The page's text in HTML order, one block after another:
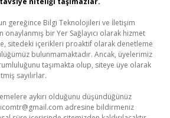
gereğince Bilgi Teknolojileri ve İletişim
onaylanmış bir Yer Sağlayıcı olarak hizmet
sitedeki içerikleri proaktif olarak denetleme
bulunmamaktadır. Ancak, üyelerimiz
taşımakta olup, siteye üye olarak
sayılırlar.
aykırı olduğunu düşündüğünüz
adresine bildirmeniz